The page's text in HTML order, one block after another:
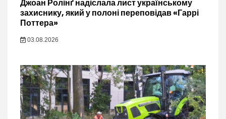
Джоан Ролінґ надіслала лист українському
захиснику, який у полоні переповідав «Гаррі
Поттера»
03.08.2026